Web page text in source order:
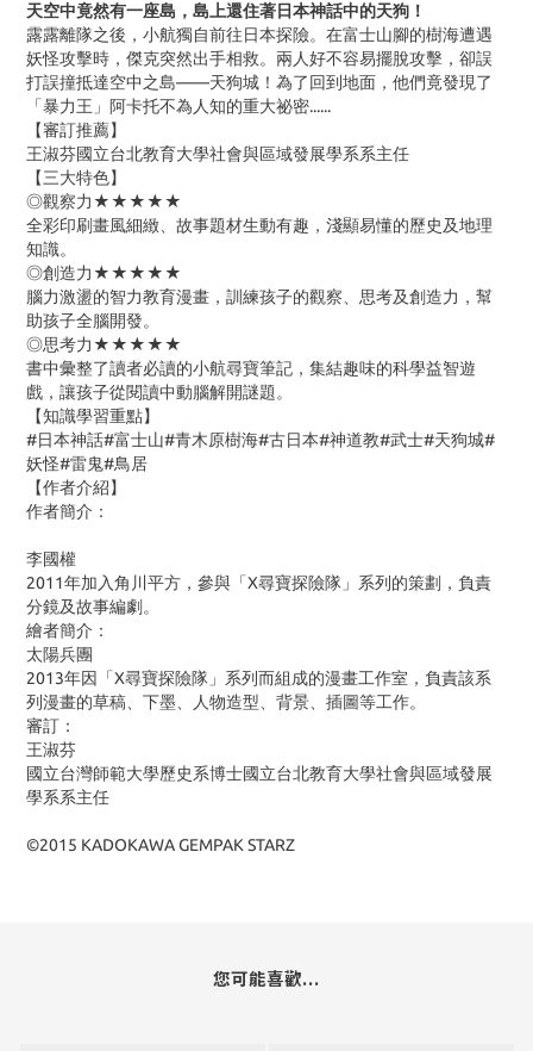
天空中竟然有一座島，島上還住著日本神話中的天狗！
露露離隊之後，小航獨自前往日本探險。 在富士山腳的樹海遭遇
妖怪攻擊時，傑克突然出手相救。 兩人好不容易擺脫攻擊，卻誤
打誤撞抵達空中之島——天狗城！ 為了回到地面， 他們竟發現了
「暴力王」阿卡托不為人知的重大祕密......
【審訂推薦】
王淑芬國立台北教育大學社會與區域發展學系系主任
【三大特色】
◎觀察力★★★★★
全彩印刷畫風細緻、故事題材生動有趣，淺顯易懂的歷史及地理
知識。
◎創造力★★★★★
腦力激盪的智力教育漫畫，訓練孩子的觀察、思考及創造力，幫
助孩子全腦開發。
◎思考力★★★★★
書中彙整了讀者必讀的小航尋寶筆記，集結趣味的科學益智遊
戲，讓孩子從閱讀中動腦解開謎題。
【知識學習重點】
#日本神話#富士山#青木原樹海#古日本#神道教#武士#天狗城#
妖怪#雷鬼#鳥居
【作者介紹】
作者簡介：
李國權
2011年加入角川平方，參與「X尋寶探險隊」系列的策劃，負責
分鏡及故事編劇。
繪者簡介：
太陽兵團
2013年因「X尋寶探險隊」系列而組成的漫畫工作室，負責該系
列漫畫的草稿、下墨、人物造型、背景、插圖等工作。
審訂：
王淑芬
國立台灣師範大學歷史系博士國立台北教育大學社會與區域發展
學系系主任
©2015 KADOKAWA GEMPAK STARZ
您可能喜歡...